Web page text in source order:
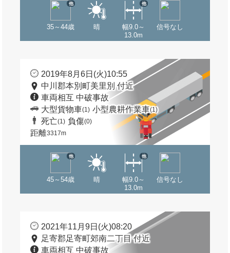
35～44歳
他
晴
幅9.0～
13.0m
他
信号なし
2019年8月6日(火)10:55
中川郡本別町美里別 付近
車両相互 中破事故
大型貨物車(1) 小型農耕作業車(1)
死亡(1) 負傷(0)
距離3317m
45～54歳
他
晴
幅9.0～
13.0m
他
信号なし
2021年11月9日(火)08:20
足寄郡足寄町郊南二丁目 付近
車両相互 中破事故